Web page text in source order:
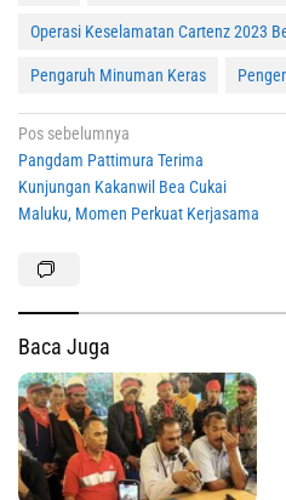
Operasi Keselamatan Cartenz 2023
Pengaruh Minuman Keras
Navigasi
pos
Pos sebelumnya
Pangdam Pattimura Terima
Kunjungan Kakanwil Bea Cukai
Maluku, Momen Perkuat Kerjasama
Baca Juga